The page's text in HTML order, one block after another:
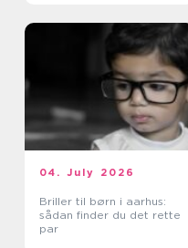
04. July 2026
Briller til børn i aarhus:
sådan finder du det rette
par